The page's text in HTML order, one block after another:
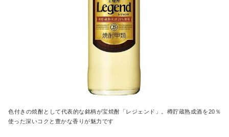
色付きの焼酎として代表的な銘柄が宝焼酎「レジェンド」。樽貯蔵熟成酒を20％
使った深いコクと豊かな香りが魅力です